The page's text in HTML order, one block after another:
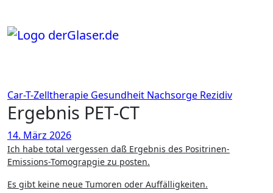
springen
Car-T-Zelltherapie Gesundheit Nachsorge Rezidiv
Ergebnis PET-CT
14. März 2026
Ich habe total vergessen daß Ergebnis des Positrinen-
Emissions-Tomograpgie zu posten.
Es gibt keine neue Tumoren oder Auffälligkeiten.